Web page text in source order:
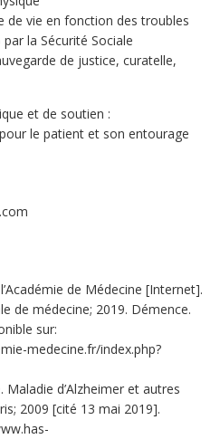
de vie en fonction des troubles
la Sécurité Sociale
de justice, curatelle,
et de soutien :
le patient et son entourage
de Médecine [Internet].
de médecine; 2019. Démence.
sur:
medecine.fr/index.php?
d’Alzheimer et autres
2009 [cité 13 mai 2019].